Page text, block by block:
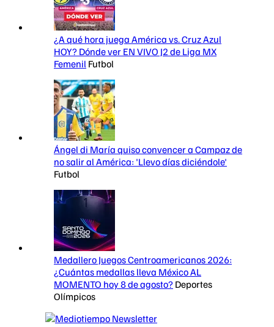
¿A qué hora juega América vs. Cruz Azul
HOY? Dónde ver EN VIVO J2 de Liga MX
Femenil Futbol
Ángel di María quiso convencer a Campaz de
no salir al América: 'Llevo días diciéndole'
Futbol
Medallero Juegos Centroamericanos 2026:
¿Cuántas medallas lleva México AL
MOMENTO hoy 8 de agosto? Deportes
Olímpicos